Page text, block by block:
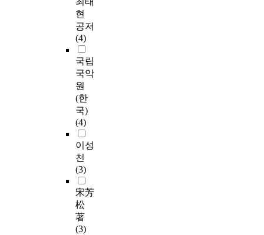
현
공저
(4)
국립
국악
원
(한
국)
(4)
이성
천
(3)
宋芳
松
著
(3)